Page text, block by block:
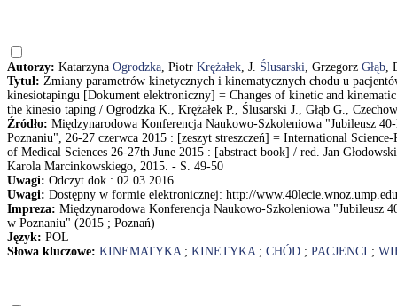
Autorzy: Katarzyna Ogrodzka, Piotr Krężałek, J. Ślusarski, Grzegorz Głąb,
Tytuł: Zmiany parametrów kinetycznych i kinematycznych chodu u
kinesiotapingu [Dokument elektroniczny] = Changes of kinetic and
the kinesio taping / Ogrodzka K., Krężałek P., Ślusarski J., Głąb G.,
Źródło: Międzynarodowa Konferencja Naukowo-Szkoleniowa "Jubileusz
Poznaniu", 26-27 czerwca 2015 : [zeszyt streszczeń] = International
of Medical Sciences 26-27th June 2015 : [abstract book] / red. Jan
Karola Marcinkowskiego, 2015. - S. 49-50
Uwagi: Odczyt dok.: 02.03.2016
Uwagi: Dostępny w formie elektronicznej: http://
Impreza: Międzynarodowa Konferencja Naukowo-Szkoleniowa "Jubileusz
w Poznaniu" (2015 ; Poznań)
Język: POL
Słowa kluczowe: KINEMATYKA; KINETYKA; CHÓD ; PACJENCI ;